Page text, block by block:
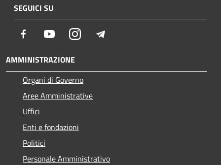
SEGUICI SU
Facebook YoutubeInstagram
AMMINISTRAZIONE
Organi di Governo
Aree Amministrative
Uffici
Enti e fondazioni
Politici
Personale Amministrativo